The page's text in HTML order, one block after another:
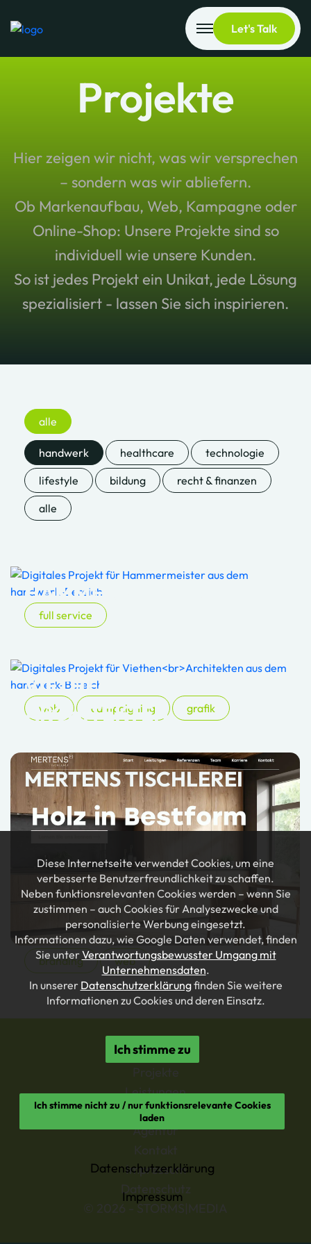
Let's Talk
Projekte
Hier zeigen wir nicht, was wir versprechen
– sondern was wir abliefern.
Ob Markenaufbau, Web, Kampagne oder
Online-Shop: Unsere Projekte sind so
individuell wie unsere Kunden.
So ist jedes Projekt ein Unikat, jede Lösung
spezialisiert - lassen Sie sich inspirieren.
alle
handwerk healthcare
technologie
lifestyle
bildung
recht & finanzen
alle
full service
HAMMER­MEISTER
web campaigning grafik
VIETHEN
ARCHITEKTEN
branding web
MERTENS TISCHLEREI
© 2026 - STORMS|MEDIA
Home
Leistungen
Insights
Agentur
Impressum
Datenschutz
Diese Internetseite verwendet Cookies, um eine
verbesserte Benutzerfreundlichkeit zu schaffen.
Neben funktionsrelevanten Cookies werden – wenn Sie
zustimmen – auch Cookies für Analysezwecke und
personalisierte Werbung eingesetzt.
Informationen dazu, wie Google Daten verwendet, finden
Sie unterVerantwortungsbewusster Umgang mit
Unternehmensdaten.
In unserer Datenschutzerklärungfinden Sie weitere
Informationen zu Cookies und deren Einsatz.
Ich stimme zu
Ich stimme nicht zu / nur funktionsrelevante Cookies
laden
Datenschutzerklärung
Impressum